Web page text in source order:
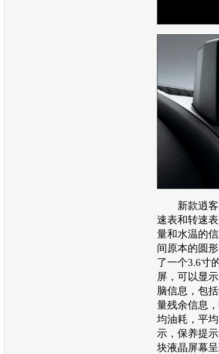
新款逍客
速表和转速
量和水温的
间原本的圆
了一个3.6寸
屏，可以显
脑信息，包
量残余信息
均油耗，平
示，保养提
块液晶屏幕